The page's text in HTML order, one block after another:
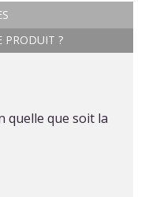
PRODUIT ?
quelle que soit la